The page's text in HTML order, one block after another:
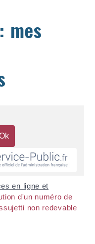
mes
en ligne et
d'un numéro de
non redevable